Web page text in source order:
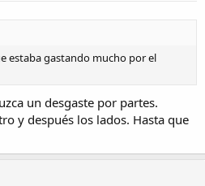
estaba gastando mucho por el
un desgaste por partes.
y después los lados. Hasta que